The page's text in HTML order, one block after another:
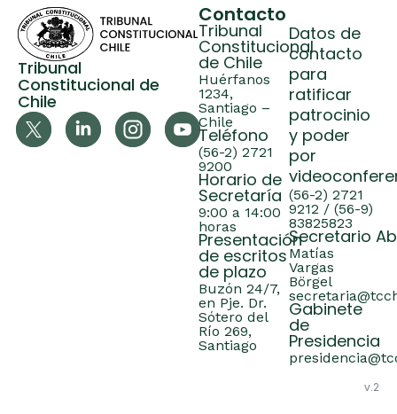
Tribunal
Constitucional de
Chile
Contacto
Tribunal
Constitucional
de Chile
Huérfanos
1234,
Santiago –
Chile
Teléfono
(56-2) 2721
9200
Horario de
Secretaría
9:00 a 14:00
horas
Presentación
de escritos
de plazo
Buzón 24/7,
en Pje. Dr.
Sótero del
Río 269,
Santiago
Datos de
contacto
para
ratificar
patrocinio
y poder
por
(56-2) 2721
9212 / (56-9)
83825823
Secretario
Matías
Vargas
Börgel
Gabinete
de
Presidencia
v.2